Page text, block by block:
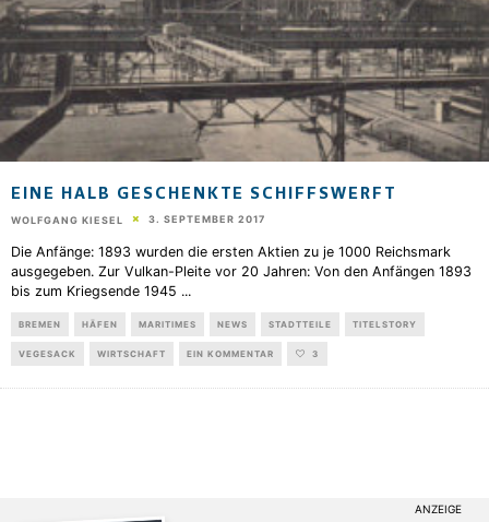
EINE HALB GESCHENKTE SCHIFFSWERFT
WOLFGANG KIESEL 3. SEPTEMBER 2017
Die Anfänge: 1893 wurden die ersten Aktien zu je 1000 Reichsmark
ausgegeben. Zur Vulkan-Pleite vor 20 Jahren: Von den Anfängen 1893
bis zum Kriegsende 1945 ...
BREMEN HÄFEN MARITIMES NEWS STADTTEILE TITELSTORY
VEGESACK WIRTSCHAFT EIN KOMMENTAR 3